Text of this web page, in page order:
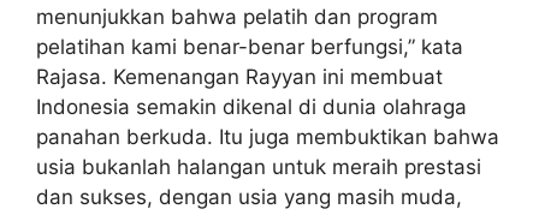
menunjukkan bahwa pelatih dan program
pelatihan kami benar-benar berfungsi,” kata
Rajasa. Kemenangan Rayyan ini membuat
Indonesia semakin dikenal di dunia olahraga
panahan berkuda. Itu juga membuktikan bahwa
usia bukanlah halangan untuk meraih prestasi
dan sukses, dengan usia yang masih muda,